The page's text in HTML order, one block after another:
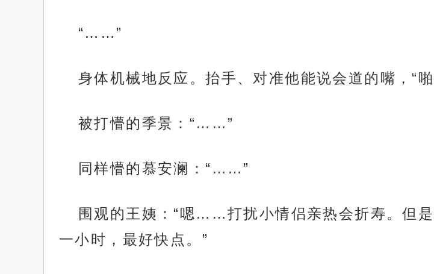
“……”
身体机械地反应。抬手、对准他能说会道的嘴，“
被打懵的季景：“……”
同样懵的慕安澜：“……”
围观的王姨：“嗯……打扰小情侣亲热会折寿。但
一小时，最好快点。”